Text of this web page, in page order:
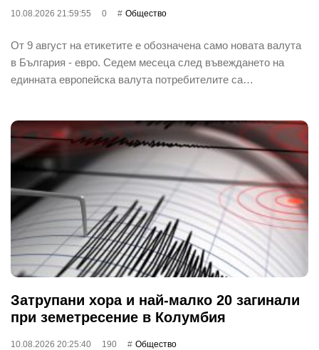
10.08.2026 21:59:55 0 Общество
От 9 август на етикетите е обозначена само новата валута
в България - евро. Седем месеца след въвеждането на
единната европейска валута потребителите са…
Затрупани хора и най-малко 20 загинали
при земетресение в Колумбия
10.08.2026 20:25:40 190 Общество